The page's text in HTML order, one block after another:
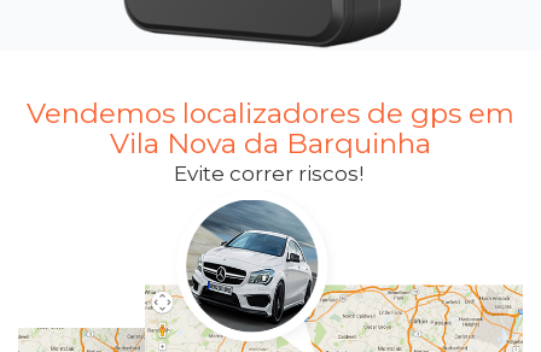
Vendemos localizadores de gps em
Vila Nova da Barquinha
Evite correr riscos!